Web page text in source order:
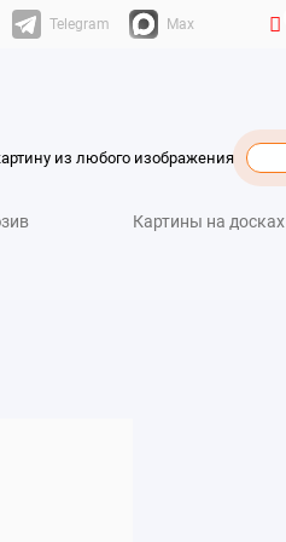
Telegram Max
из любого изображения
Картины на досках